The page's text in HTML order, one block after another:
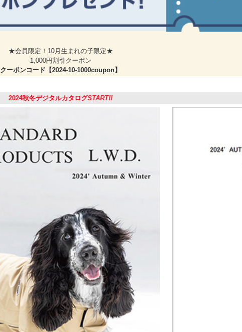
★会員限定！10月生まれの子限定★
1,000円割引クーポン
クーポンコード【2024-10-1000coupon】
2024秋冬デジタルカタログSTART!!